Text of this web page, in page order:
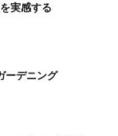
実感する
ーデニング